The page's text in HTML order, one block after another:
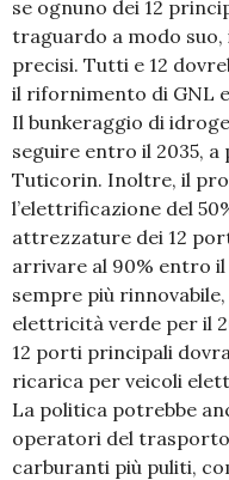
se ognuno dei 12
traguardo a modo
precisi. Tutti e 12
il rifornimento di GNL
Il bunkeraggio di
seguire entro il 2035,
Tuticorin. Inoltre, il
l’elettrificazione del
attrezzature dei 12
arrivare al 90% entro il
sempre più
elettricità verde per il
12 porti principali
ricarica per veicoli
La politica potrebbe
operatori del
carburanti più puliti,